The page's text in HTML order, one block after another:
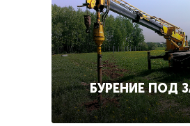
БУРЕНИЕ ПОД